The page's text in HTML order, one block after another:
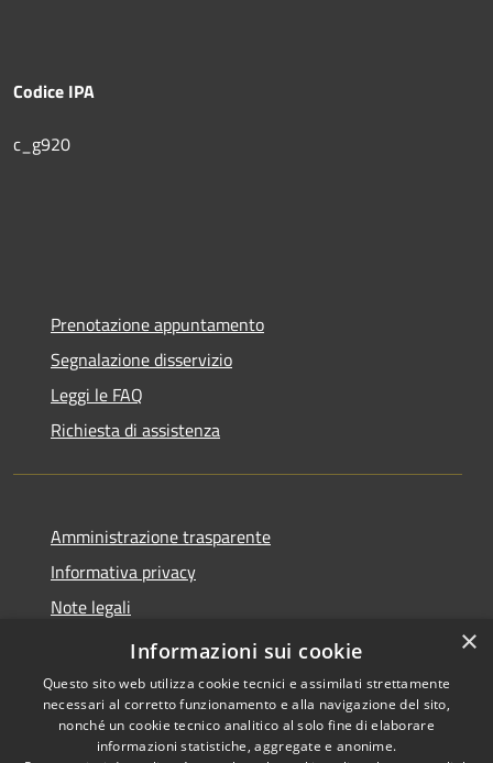
Codice IPA
c_g920
Prenotazione appuntamento
Segnalazione disservizio
Leggi le FAQ
Richiesta di assistenza
Amministrazione trasparente
Informativa privacy
Note legali
Dichiarazione di accessibilità
Copyright © 2026 • Comune di
×
Informazioni sui cookie
Questo sito web utilizza cookie tecnici e assimilati strettamente
necessari al corretto funzionamento e alla navigazione del sito,
nonché un cookie tecnico analitico al solo fine di elaborare
informazioni statistiche, aggregate e anonime.